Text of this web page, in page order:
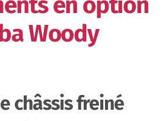
Woody
châssis freiné